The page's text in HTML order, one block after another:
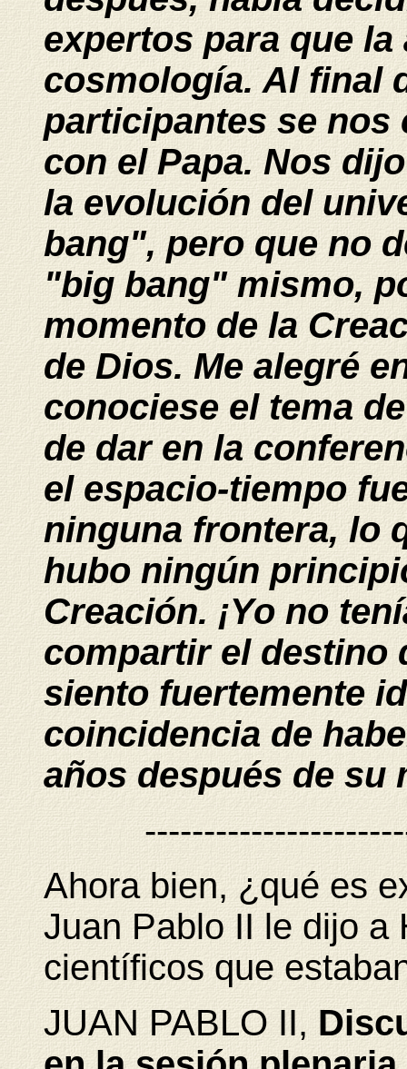
expertos para que
cosmología. Al final
participantes se nos
con el Papa. Nos
la evolución del
bang", pero que no
"big bang" mismo,
momento de la
de Dios. Me alegré
conociese el tema
de dar en la
el espacio-tiempo
ninguna frontera, lo
hubo ningún
Creación. ¡Yo no
compartir el destino
siento fuertemente
coincidencia de
años después de su
Ahora bien, ¿qué es
Juan Pablo II le dijo a
científicos que
JUAN PABLO II,